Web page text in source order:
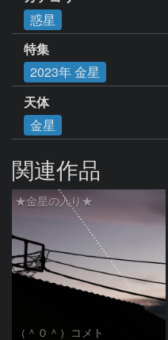
惑星
特集
2023年 金星
天体
金星
関連作品
★金星の入り★
（＾０＾）コメト